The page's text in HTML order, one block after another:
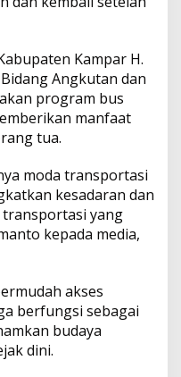
Kampar H.
Angkutan dan
program bus
manfaat
tua.
moda transportasi
kesadaran dan
yang
kepada media,
akses
berfungsi sebagai
budaya
dini.